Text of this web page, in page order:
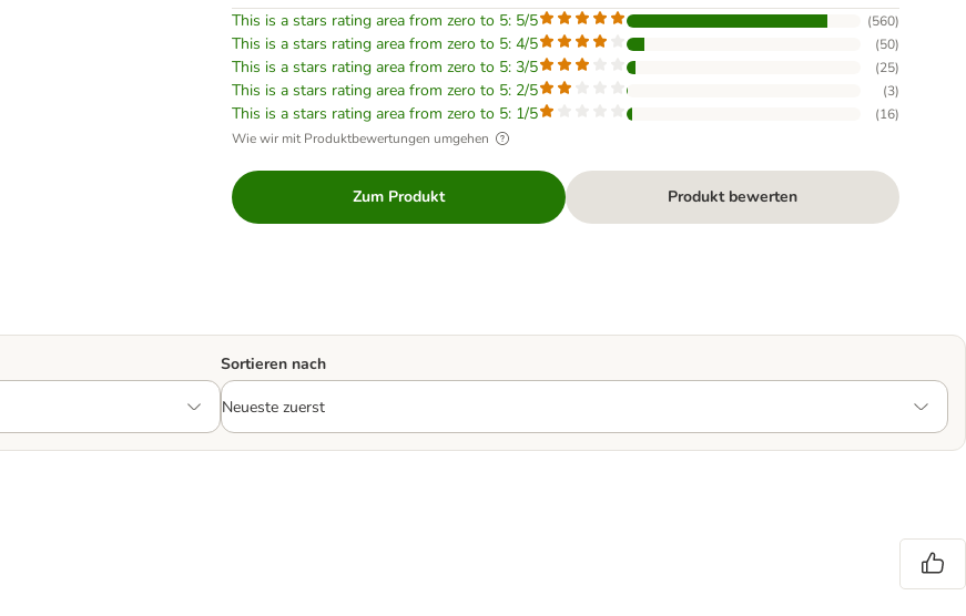
This is a stars rating area from zero to 5: 5/5
(560)
This is a stars rating area from zero to 5: 4/5 (50)
This is a stars rating area from zero to 5: 3/5 (25)
This is a stars rating area from zero to 5: 2/5 (3)
This is a stars rating area from zero to 5: 1/5 (16)
Wie wir mit Produktbewertungen umgehen
Zum Produkt Produkt bewerten
Sortieren nach